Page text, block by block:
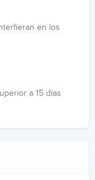
en los
a 15 días